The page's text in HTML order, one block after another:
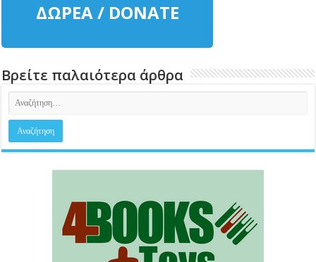
ΔΩΡΕΑ / DONATE
Βρείτε παλαιότερα άρθρα